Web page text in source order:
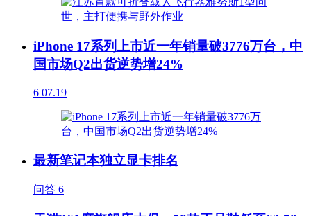
iPhone 17系列上市近一年销量破3776万台，中
国市场Q2出货逆势增24%
6 07.19
最新笔记本独立显卡排名
问答 6